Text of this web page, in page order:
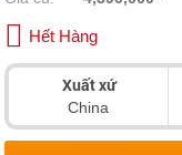
Hết Hàng
Xuất xứ
China